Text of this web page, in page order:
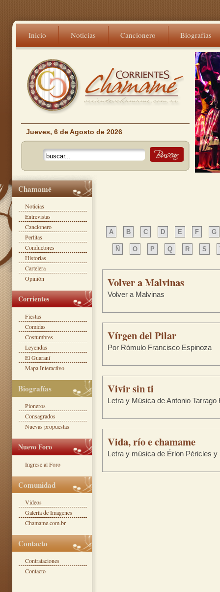
Inicio Noticias Cancionero Biografías
Jueves, 6 de Agosto de 2026
A B C D E F G
Ñ O P Q R S
Volver a Malvinas
Volver a Malvinas
Vírgen del Pilar
Por Rómulo Francisco Espinoza
Vivir sin ti
Letra y Música de Antonio Tarrago
Vida, río e chamame
Letra y música de Érlon Péricles y
Chamamé
Noticias
Entrevistas
Cancionero
Perlitas
Conductores
Historias
Cartelera
Opinión
Corrientes
Fiestas
Comidas
Costumbres
Leyendas
El Guaraní
Mapa Interactivo
Biografías
Pioneros
Consagrados
Nuevas propuestas
Nuevo Foro
Ingrese al Foro
Comunidad
Videos
Galería de Imagenes
Chamame.com.br
Contacto
Contrataciones
Contacto